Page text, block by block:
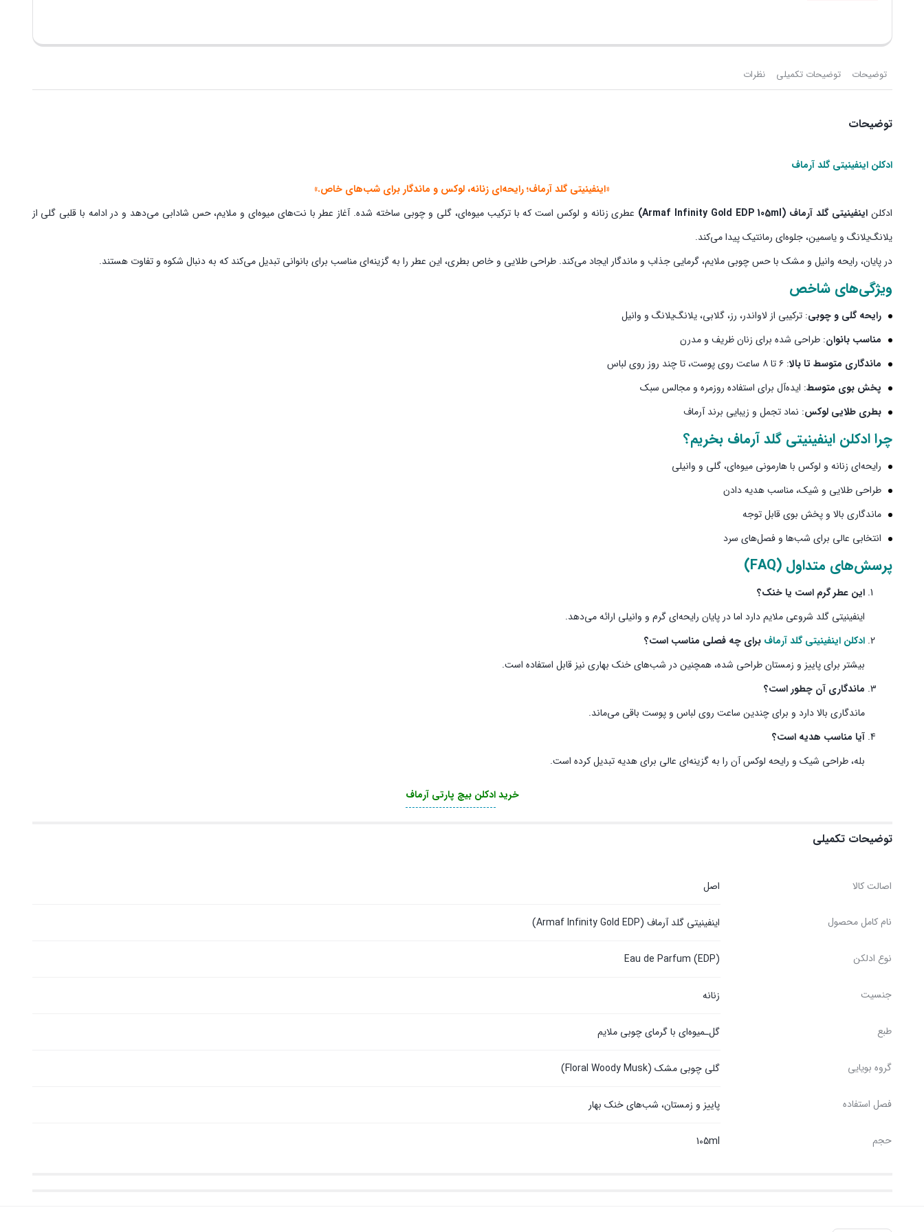
توضیحات توضیحات تکمیلی نظرات
توضیحات
ادکلن اینفینیتی گلد آرماف
«اینفینیتی گلد آرماف؛ رایحه‌ای زنانه، لوکس و ماندگار برای شب‌های خاص.»
ادکلناینفینیتی گلد آرماف (Armaf Infinity Gold EDP 105ml)
عطری زنانه و لوکس است که با ترکیب میوه‌ای، گلی و چوبی ساخته شده. آغاز عطر با نت‌های میوه‌ای و ملایم، حس شادابی می‌دهد و در ادامه با قلبی گلی از
یلانگ‌یلانگ و یاسمین، جلوه‌ای رمانتیک پیدا می‌کند.
در پایان، رایحه وانیل و مشک با حس چوبی ملایم، گرمایی جذاب و ماندگار ایجاد می‌کند. طراحی طلایی و خاص بطری، این عطر را به گزینه‌ای مناسب برای بانوانی تبدیل می‌کند که به دنبال شکوه و تفاوت هستند.
ویژگی‌های شاخص
رایحه گلی و چوبی: ترکیبی از لاواندر، رز، گلابی، یلانگ‌یلانگ و وانیل
مناسب بانوان: طراحی شده برای زنان ظریف و مدرن
ماندگاری متوسط تا بالا: ۶ تا ۸ ساعت روی پوست، تا چند روز روی لباس
پخش بوی متوسط: ایده‌آل برای استفاده روزمره و مجالس سبک
بطری طلایی لوکس: نماد تجمل و زیبایی برند آرماف
چراادکلن اینفینیتی گلد آرمافبخریم؟
رایحه‌ای زنانه و لوکس با هارمونی میوه‌ای، گلی و وانیلی
طراحی طلایی و شیک، مناسب هدیه دادن
ماندگاری بالا و پخش بوی قابل توجه
انتخابی عالی برای شب‌ها و فصل‌های سرد
پرسش‌های متداول (FAQ)
این عطر گرم است یا خنک؟
اینفینیتی گلد شروعی ملایم دارد اما در پایان رایحه‌ای گرم و وانیلی ارائه می‌دهد.
ادکلن اینفینیتی گلد آرمافبرای چه فصلی مناسب است؟
بیشتر برای پاییز و زمستان طراحی شده، همچنین در شب‌های خنک بهاری نیز قابل استفاده است.
ماندگاری آن چطور است؟
ماندگاری بالا دارد و برای چندین ساعت روی لباس و پوست باقی می‌ماند.
آیا مناسب هدیه است؟
بله، طراحی شیک و رایحه لوکس آن را به گزینه‌ای عالی برای هدیه تبدیل کرده است.
خریدادکلن بیچ پارتی آرماف
توضیحات تکمیلی
اصالت کالا اصل
نام کامل محصول اینفینیتی گلد آرماف (Armaf Infinity Gold EDP)
نوع ادلکن Eau de Parfum (EDP)
جنسیت زنانه
طبع گل‌ـمیوه‌ای با گرمای چوبی ملایم
گروه بویایی گلی چوبی مشک (Floral Woody Musk)
فصل استفاده پاییز و زمستان، شب‌های خنک بهار
حجم 105ml